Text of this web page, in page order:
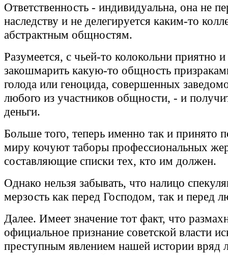
Ответственность - индивидуальна, она не
наследству и не делегируется каким-то
абстрактным общностям.
Разумеется, с чьей-то колокольни приятно
закошмарить какую-то общность
голода или геноцида, совершенных
любого из участников общности, - и
деньги.
Больше того, теперь именно так и принято
миру кочуют таборы профессиональных
составляющие списки тех, кто им должен.
Однако нельзя забывать, что налицо
мерзость как перед Господом, так и перед
Далее. Имеет значение тот факт, что
официальное признание советской власти
преступным явлением нашей истории вряд